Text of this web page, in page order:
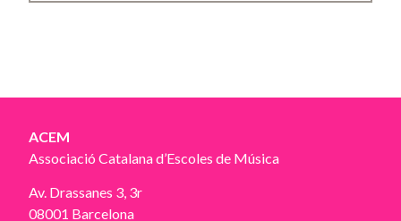
ACEM
Associació Catalana d’Escoles de Música
Av. Drassanes 3, 3r
08001 Barcelona